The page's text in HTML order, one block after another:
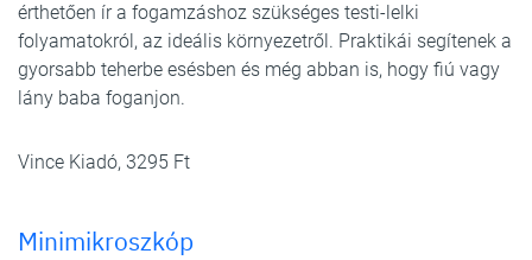
érthetően ír a fogamzáshoz szükséges testi-lelki
folyamatokról, az ideális környezetről. Praktikái segítenek a
gyorsabb teherbe esésben és még abban is, hogy fiú vagy
lány baba foganjon.
Vince Kiadó, 3295 Ft
Minimikroszkóp